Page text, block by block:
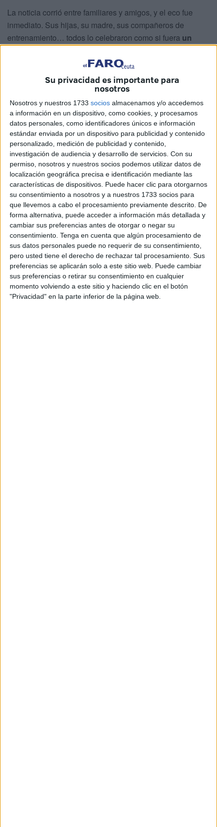
Su privacidad es importante para
nosotros
Nosotros y nuestros 1733 socios almacenamos y/o accedemos
a información en un dispositivo, como cookies, y procesamos
datos personales, como identificadores únicos e información
estándar enviada por un dispositivo para publicidad y contenido
personalizado, medición de publicidad y contenido,
investigación de audiencia y desarrollo de servicios. Con su
permiso, nosotros y nuestros socios podemos utilizar datos de
localización geográfica precisa e identificación mediante las
características de dispositivos. Puede hacer clic para otorgarnos
su consentimiento a nosotros y a nuestros 1733 socios para
que llevemos a cabo el procesamiento previamente descrito. De
forma alternativa, puede acceder a información más detallada y
cambiar sus preferencias antes de otorgar o negar su
consentimiento. Tenga en cuenta que algún procesamiento de
sus datos personales puede no requerir de su consentimiento,
pero usted tiene el derecho de rechazar tal procesamiento. Sus
preferencias se aplicarán solo a este sitio web. Puede cambiar
sus preferencias o retirar su consentimiento en cualquier
momento volviendo a este sitio y haciendo clic en el botón
"Privacidad" en la parte inferior de la página web.
La noticia corrió entre familiares y amigos, y el eco fue
inmediato. Sus hijas, su madre, sus compañeros de
entrenamiento… todos lo celebraron como si fuera un
Algunos le repetían con convicción que la medalla sería
otros dudaban. Él, sin embargo, se quedó con lo
tiene claroBilyes que sus logros nunca han sido en
solitario.Y, al final, lo logró.
Una vida marcada por la solidaridad
En la pista es rápido, disciplinado y competitivo. Pero fuera
de ella, Mohamed Abdeselam se mueve por valores que
poco tienen que ver con las marcas.
Desde hace años, cada premio económico que gana en
sus carreras lo dona a personas necesitadas de la ciudad.
No lo anuncia, no lo exhibe; simplemente lo hace. “Me
gusta ayudar, soy muy solidario, y todo lo que gano lo
dono”, cuenta con la misma naturalidad con la que habla
de entrenar30 kilómetros al amanecer, como si fuera fácil.
Ese carácter explica por qué la gente lo quiere tanto.